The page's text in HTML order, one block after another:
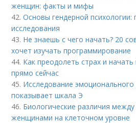
женщин: факты и мифы
42.Основы гендерной
исследования
43. Не знаешь с чего начать? 20
хочет изучать программирование
44. Как преодолеть страх и
прямо сейчас
45. Исследование
показывает шкала Э
46. Биологические различия
женщинами на клеточном уровне